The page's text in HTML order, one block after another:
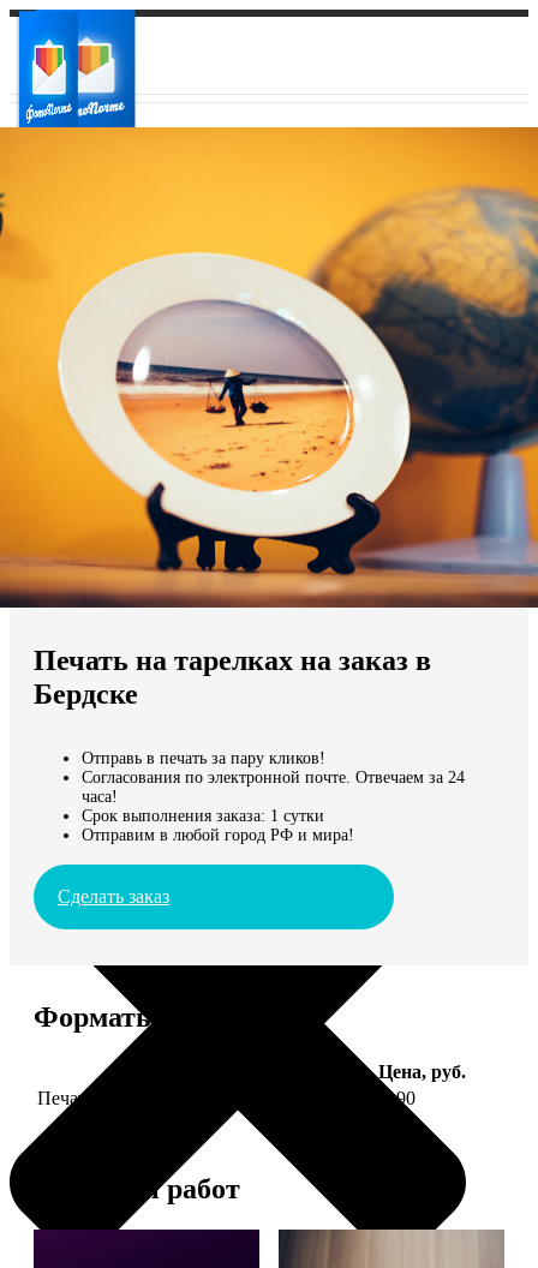
Ваш регион доставки
Выберите из списка:
Мы доставляем по всему миру
Продолжить без города
Печать на тарелках на заказ в
Бердске
Отправь в печать за пару кликов!
Согласования по электронной почте. Отвечаем за 24
часа!
Срок выполнения заказа: 1 сутки
Отправим в любой город РФ и мира!
Сделать заказ
Форматы и цены
Цена, руб.
Печать фото на тарелке диаметром 20 см
1190
Примеры работ